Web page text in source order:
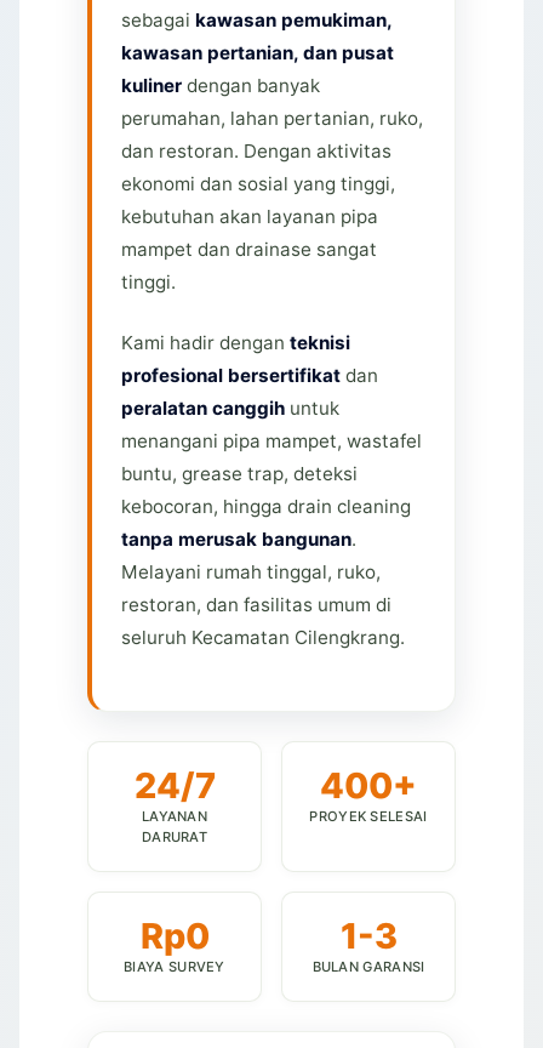
sebagai kawasan pemukiman,
kawasan pertanian, dan pusat
kuliner dengan banyak
perumahan, lahan pertanian, ruko,
dan restoran. Dengan aktivitas
ekonomi dan sosial yang tinggi,
kebutuhan akan layanan pipa
mampet dan drainase sangat
tinggi.
Kami hadir dengan teknisi
profesional bersertifikat dan
peralatan canggih untuk
menangani pipa mampet, wastafel
buntu, grease trap, deteksi
kebocoran, hingga drain cleaning
tanpa merusak bangunan.
Melayani rumah tinggal, ruko,
restoran, dan fasilitas umum di
seluruh Kecamatan Cilengkrang.
24/7
LAYANAN
DARURAT
400+
PROYEK SELESAI
Rp0
BIAYA SURVEY
1-3
BULAN GARANSI